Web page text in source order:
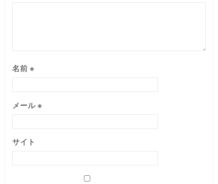
名前 ※
メール ※
サイト